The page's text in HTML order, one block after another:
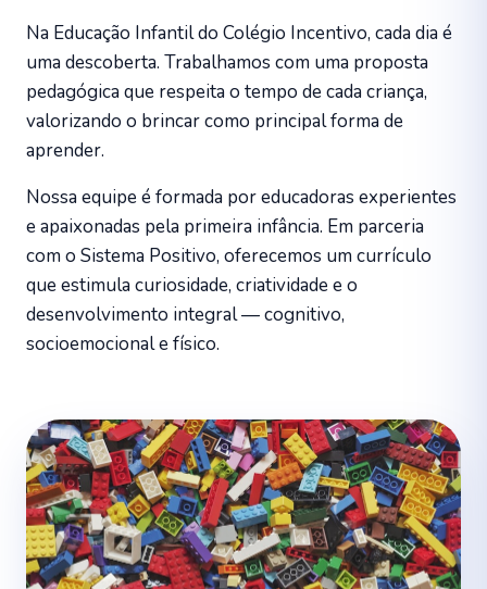
Na Educação Infantil do Colégio Incentivo, cada dia é
uma descoberta. Trabalhamos com uma proposta
pedagógica que respeita o tempo de cada criança,
valorizando o brincar como principal forma de
aprender.
Nossa equipe é formada por educadoras experientes
e apaixonadas pela primeira infância. Em parceria
com o Sistema Positivo, oferecemos um currículo
que estimula curiosidade, criatividade e o
desenvolvimento integral — cognitivo,
socioemocional e físico.